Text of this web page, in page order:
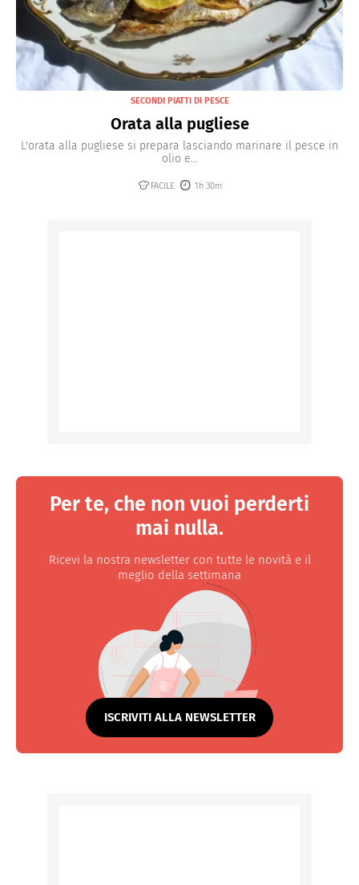
SECONDI PIATTI DI PESCE
Orata alla pugliese
L'orata alla pugliese si prepara lasciando marinare il pesce in
olio e...
FACILE 1h 30m
Per te, che non vuoi perderti
mai nulla.
Ricevi la nostra newsletter con tutte le novità e il
meglio della settimana
ISCRIVITI ALLA NEWSLETTER